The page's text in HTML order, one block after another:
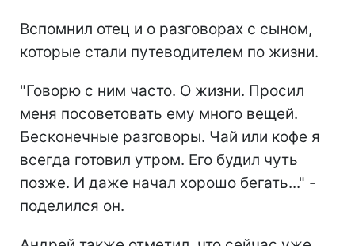
Вспомнил отец и о разговорах с сыном,
которые стали путеводителем по жизни.
"Говорю с ним часто. О жизни. Просил
меня посоветовать ему много вещей.
Бесконечные разговоры. Чай или кофе я
всегда готовил утром. Его будил чуть
позже. И даже начал хорошо бегать..." -
поделился он.